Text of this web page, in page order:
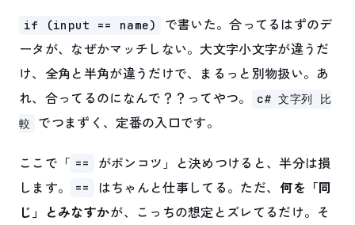
if (input == name)
で書いた。合ってるはずのデ
ータが、なぜかマッチしない。大文字小文字が違うだ
け、全角と半角が違うだけで、まるっと別物扱い。あ
れ、合ってるのになんで？？ってやつ。
c# 文字列 比
較
でつまずく、定番の入口です。
ここで「 ==
がポンコツ」と決めつけると、半分は損
します。
== はちゃんと仕事してる。ただ、 何を「同
じ」とみなすかが、こっちの想定とズレてるだけ。そ